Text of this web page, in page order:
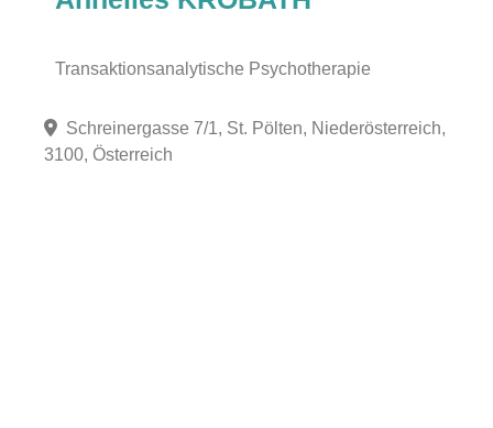
Transaktionsanalytische Psychotherapie
Schreinergasse 7/1, St. Pölten, Niederösterreich,
3100, Österreich